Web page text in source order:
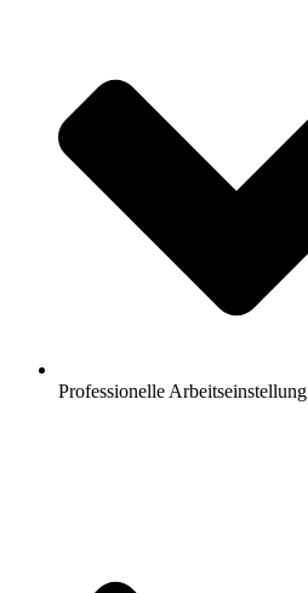
Professionelle Arbeitseinstellung